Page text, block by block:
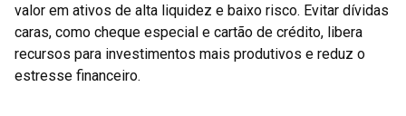
valor em ativos de alta liquidez e baixo risco. Evitar dívidas
caras, como cheque especial e cartão de crédito, libera
recursos para investimentos mais produtivos e reduz o
estresse financeiro.